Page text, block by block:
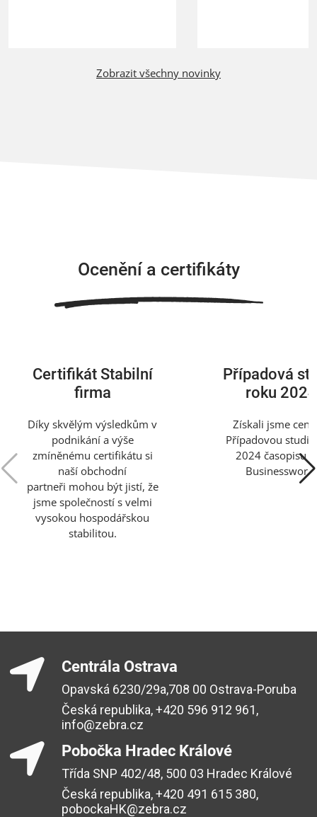
Zobrazit všechny novinky
Ocenění a certifikáty
Certifikát Stabilní
firma
Díky skvělým výsledkům v
podnikání a výše
zmíněnému certifikátu si
naší obchodní
partneři mohou být jistí, že
jsme společností s velmi
vysokou hospodářskou
stabilitou.
Případová
roku 2024
Získali jsme
Případovou studii
2024 časopisu
Businessworld
Centrála Ostrava
Opavská 6230/29a,708 00 Ostrava-Poruba
Česká republika, +420 596 912 961,
info@zebra.cz
Pobočka Hradec Králové
Třída SNP 402/48, 500 03 Hradec Králové
Česká republika, +420 491 615 380,
pobockaHK@zebra.cz